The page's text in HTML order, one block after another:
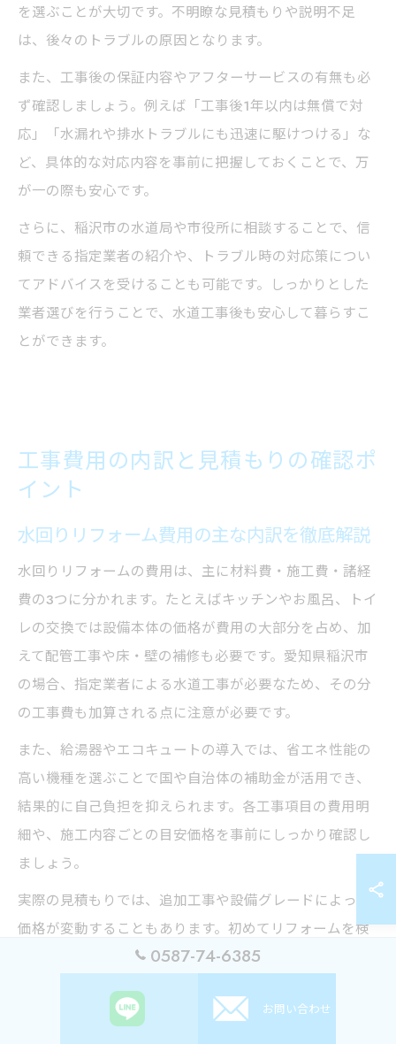
を選ぶことが大切です。不明瞭な見積もりや説明不足
は、後々のトラブルの原因となります。
また、工事後の保証内容やアフターサービスの有無も必
ず確認しましょう。例えば「工事後1年以内は無償で対
応」「水漏れや排水トラブルにも迅速に駆けつける」な
ど、具体的な対応内容を事前に把握しておくことで、万
が一の際も安心です。
さらに、稲沢市の水道局や市役所に相談することで、信
頼できる指定業者の紹介や、トラブル時の対応策につい
てアドバイスを受けることも可能です。しっかりとした
業者選びを行うことで、水道工事後も安心して暮らすこ
とができます。
工事費用の内訳と見積もりの確認ポ
イント
水回りリフォーム費用の主な内訳を徹底解説
水回りリフォームの費用は、主に材料費・施工費・諸経
費の3つに分かれます。たとえばキッチンやお風呂、トイ
レの交換では設備本体の価格が費用の大部分を占め、加
えて配管工事や床・壁の補修も必要です。愛知県稲沢市
の場合、指定業者による水道工事が必要なため、その分
の工事費も加算される点に注意が必要です。
また、給湯器やエコキュートの導入では、省エネ性能の
高い機種を選ぶことで国や自治体の補助金が活用でき、
結果的に自己負担を抑えられます。各工事項目の費用明
細や、施工内容ごとの目安価格を事前にしっかり確認し
ましょう。
実際の見積もりでは、追加工事や設備グレードによって
価格が変動することもあります。初めてリフォームを検
討する方は、複数業者に相談して費用の内訳や工事内容
0587-74-6385
お問い合わせ